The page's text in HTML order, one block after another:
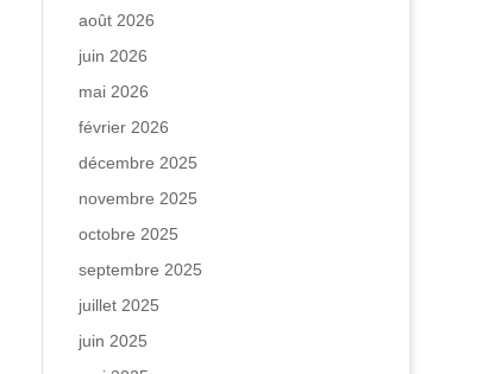
août 2026
juin 2026
mai 2026
février 2026
décembre 2025
novembre 2025
octobre 2025
septembre 2025
juillet 2025
juin 2025